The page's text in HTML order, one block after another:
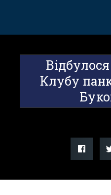
Клубу